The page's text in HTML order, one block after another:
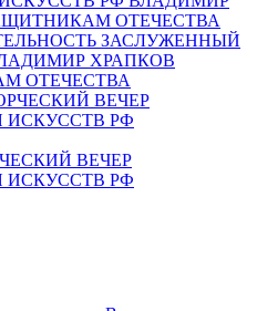
ЗАСЛУЖЕННЫЙ
ХРАПКОВ
ОТЕЧЕСТВА
ВЕЧЕР
ИСКУССТВ РФ